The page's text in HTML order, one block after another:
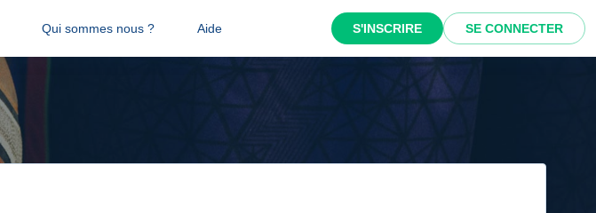
Qui sommes nous ? Aide S'INSCRIRE SE CONNECTER